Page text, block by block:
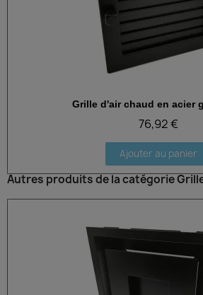
Aperçu rapide
Grille d'air chaud en acier
76,92 €
Ajouter au panier
Autres produits de la catégorie